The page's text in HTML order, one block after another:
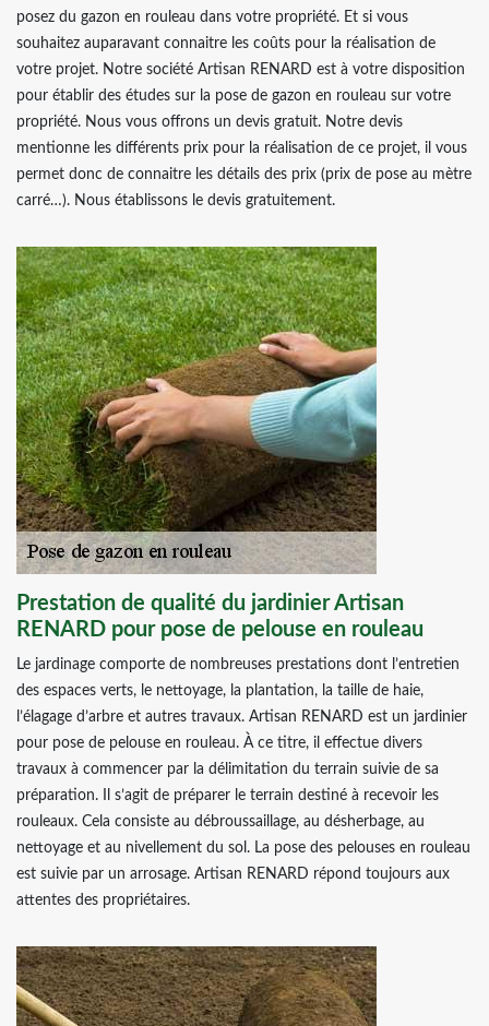
posez du gazon en rouleau dans votre propriété. Et si vous
souhaitez auparavant connaitre les coûts pour la réalisation de
votre projet. Notre société Artisan RENARD est à votre disposition
pour établir des études sur la pose de gazon en rouleau sur votre
propriété. Nous vous offrons un devis gratuit. Notre devis
mentionne les différents prix pour la réalisation de ce projet, il vous
permet donc de connaitre les détails des prix (prix de pose au mètre
carré…). Nous établissons le devis gratuitement.
Prestation de qualité du jardinier Artisan
RENARD pour pose de pelouse en rouleau
Le jardinage comporte de nombreuses prestations dont l’entretien
des espaces verts, le nettoyage, la plantation, la taille de haie,
l’élagage d’arbre et autres travaux. Artisan RENARD est un jardinier
pour pose de pelouse en rouleau. À ce titre, il effectue divers
travaux à commencer par la délimitation du terrain suivie de sa
préparation. Il s’agit de préparer le terrain destiné à recevoir les
rouleaux. Cela consiste au débroussaillage, au désherbage, au
nettoyage et au nivellement du sol. La pose des pelouses en rouleau
est suivie par un arrosage. Artisan RENARD répond toujours aux
attentes des propriétaires.